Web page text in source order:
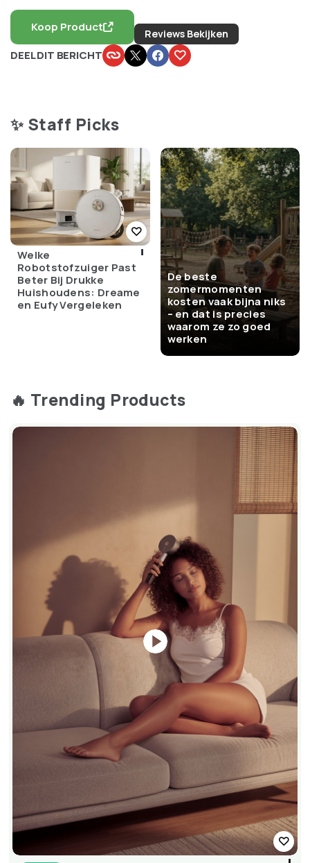
Even de voordelen op een rijtje:
Materiaal:Duurzaam kunststof, BPA-vrij
48 x 27 cm (uitgevouwen)
Samenvattend: een slimme oplossing voor elke keuken.
Dit item maakt snijden en koken net dat beetje
makkelijker!
Koop Product Reviews Bekijken
DEEL DIT BERICHT
✨ Staff Picks
Welke
Robotstofzuiger Past
Beter Bij Drukke
Huishoudens: Dreame
en Eufy Vergeleken
De beste
zomermomenten
kosten vaak bijna niks
– en dat is precies
waarom ze zo goed
werken
🔥 Trending Products